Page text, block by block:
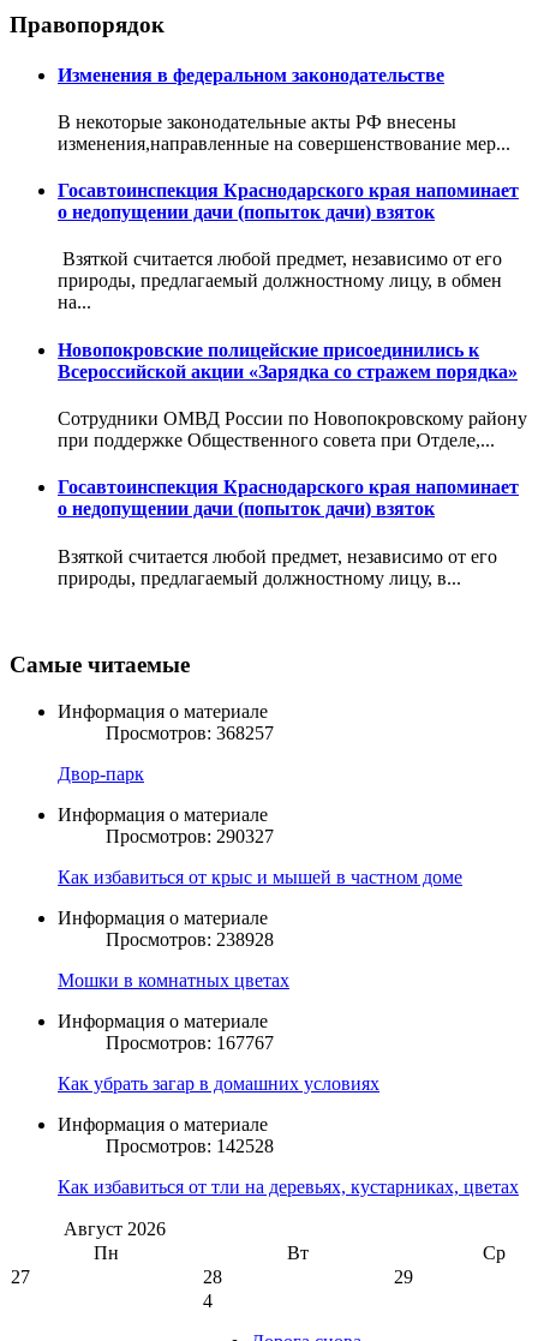
Правопорядок
Изменения в федеральном законодательстве
В некоторые законодательные акты РФ внесены
изменения,направленные на совершенствование мер...
Госавтоинспекция Краснодарского края напоминает
о недопущении дачи (попыток дачи) взяток
Взяткой считается любой предмет, независимо от его
природы, предлагаемый должностному лицу, в обмен
на...
Новопокровские полицейские присоединились к
Всероссийской акции «Зарядка со стражем порядка»
Сотрудники ОМВД России по Новопокровскому району
при поддержке Общественного совета при Отделе,...
Госавтоинспекция Краснодарского края напоминает
о недопущении дачи (попыток дачи) взяток
Взяткой считается любой предмет, независимо от его
природы, предлагаемый должностному лицу, в...
Самые читаемые
Информация о материале
Просмотров: 368257
Двор-парк
Информация о материале
Просмотров: 290327
Как избавиться от крыс и мышей в частном доме
Информация о материале
Просмотров: 238928
Мошки в комнатных цветах
Информация о материале
Просмотров: 167767
Как убрать загар в домашних условиях
Информация о материале
Просмотров: 142528
Как избавиться от тли на деревьях, кустарниках, цветах
Август 2026
Пн
Вт
Ср
27
28
29
4